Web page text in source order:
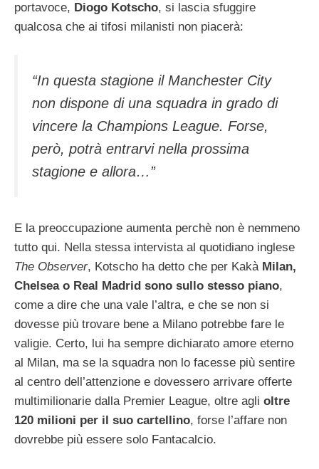
portavoce, Diogo Kotscho, si lascia sfuggire
qualcosa che ai tifosi milanisti non piacerà:
“In questa stagione il Manchester City
non dispone di una squadra in grado di
vincere la Champions League. Forse,
però, potrà entrarvi nella prossima
stagione e allora…”
E la preoccupazione aumenta perchè non è nemmeno
tutto qui. Nella stessa intervista al quotidiano inglese
The Observer, Kotscho ha detto che per Kakà Milan,
Chelsea o Real Madrid sono sullo stesso piano,
come a dire che una vale l’altra, e che se non si
dovesse più trovare bene a Milano potrebbe fare le
valigie. Certo, lui ha sempre dichiarato amore eterno
al Milan, ma se la squadra non lo facesse più sentire
al centro dell’attenzione e dovessero arrivare offerte
multimilionarie dalla Premier League, oltre agli oltre
120 milioni per il suo cartellino, forse l’affare non
dovrebbe più essere solo Fantacalcio.